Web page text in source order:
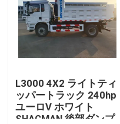
L3000 4X2 ライトティ
ッパートラック 240hp
ユーロV ホワイト
SHACMAN 後部ダンプ